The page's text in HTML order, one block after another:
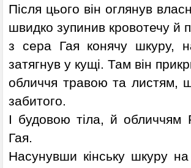
Після цього він оглянув
швидко зупинив кровотечу й
з сера Гая конячу шкуру,
затягнув у кущі. Там він
обличчя травою та листям,
забитого.
І будовою тіла, й обличчям
Гая.
Насунувши кінську шкуру